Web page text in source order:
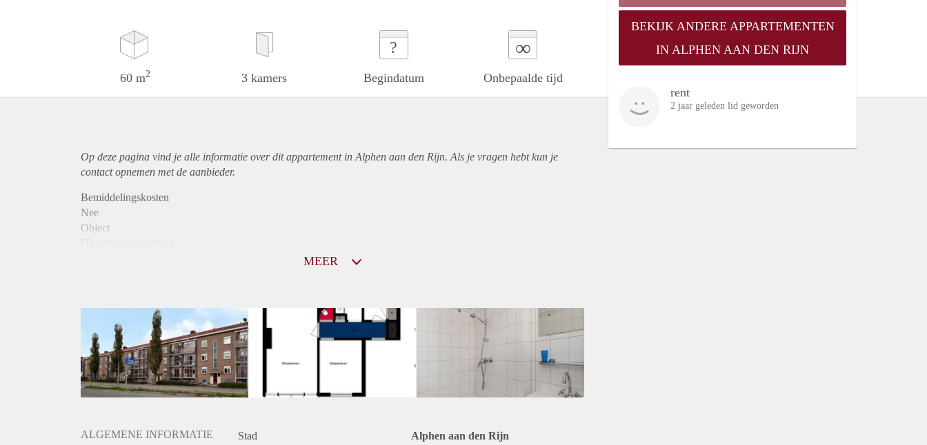
60 m2 3 kamers
?
Begindatum
∞
Onbepaalde tijd
BEKIJK ANDERE APPARTEMENTEN
IN ALPHEN AAN DEN RIJN
rent
2 jaar geleden lid geworden
Op deze pagina vind je alle informatie over ditappartementin Alphen aan den Rijn. Als je vragen hebt kun je
contact opnemen met de aanbieder.
Bemiddelingskosten
Nee
Object
Mogelijk
Inkomen eis
N.V.T.
Huurtermijn
Onbepaalde termijn
MEER
ALGEMENE INFORMATIE Stad Alphen aan den Rijn